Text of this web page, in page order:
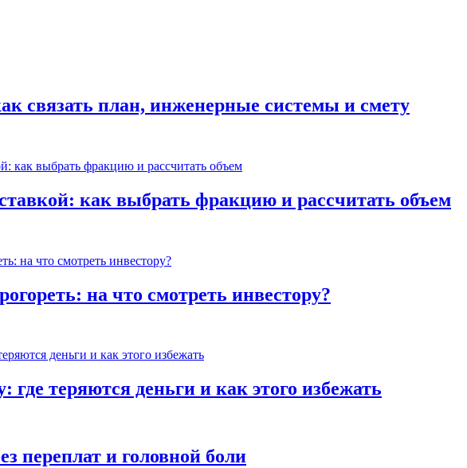
связать план, инженерные системы и смету
как выбрать фракцию и рассчитать объем
на что смотреть инвестору?
теряются деньги и как этого избежать
переплат и головной боли